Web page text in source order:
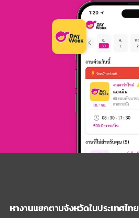
หางานแยกตามจังหวัดในประเทศไทย